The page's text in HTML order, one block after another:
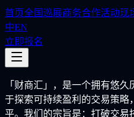
首页全国巡展商务合作活动现
中EN
立即报名
「财商汇」，是一个拥有悠
于探索可持续盈利的交易策略
平。我们的宗旨是：打破交易